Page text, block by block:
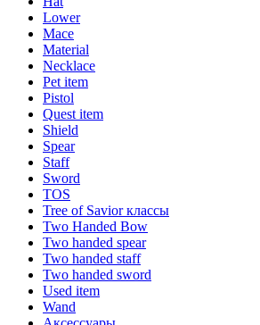
Lower
Mace
Material
Necklace
Pet item
Pistol
Quest item
Shield
Spear
Staff
Sword
TOS
Tree of Savior классы
Two Handed Bow
Two handed spear
Two handed staff
Two handed sword
Used item
Wand